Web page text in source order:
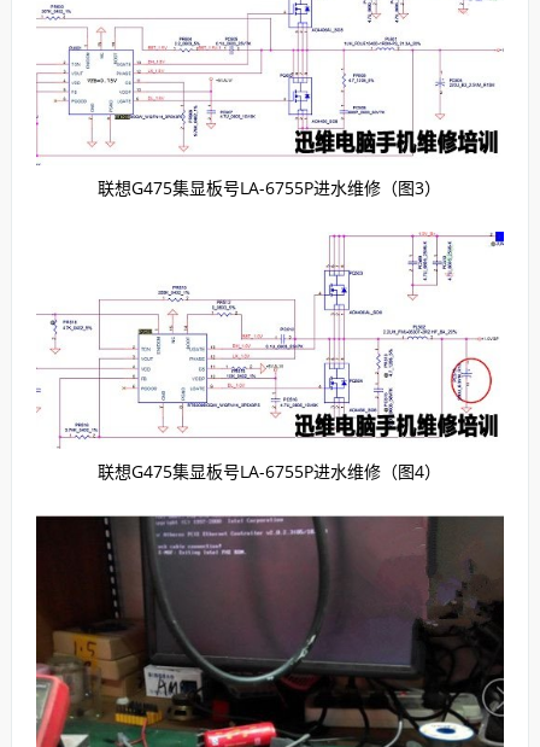
联想G475集显板号LA-6755P进水维修（图3）
联想G475集显板号LA-6755P进水维修（图4）